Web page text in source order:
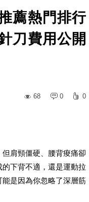
薦熱門排行
刀費用公開
68
0 0
肩頸僵硬、腰背痠痛卻
下背不適，還是運動拉
是因為你忽略了深層筋